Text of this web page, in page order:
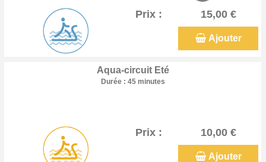
Prix : 15,00 €
Ajouter
Aqua-circuit Eté
Durée : 45 minutes
Prix : 10,00 €
Ajouter